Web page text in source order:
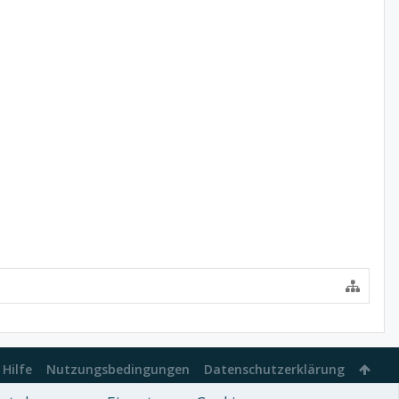
Hilfe Nutzungsbedingungen Datenschutzerklärung